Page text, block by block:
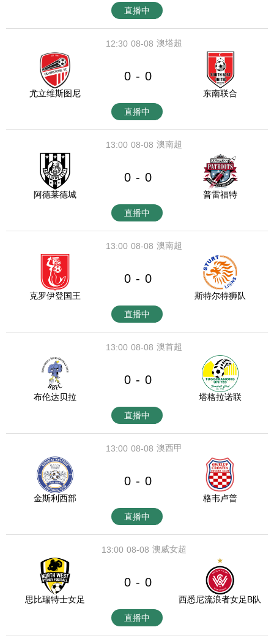
直播中
08-08
12:30 澳塔超
尤立维斯图尼
0 - 0
东南联合
直播中
08-08
13:00 澳南超
阿德莱德城
0 - 0
普雷福特
直播中
08-08
13:00 澳南超
克罗伊登国王
0 - 0
斯特尔特狮队
直播中
08-08
13:00 澳首超
布伦达贝拉
0 - 0
塔格拉诺联
直播中
08-08
13:00 澳西甲
金斯利西部
0 - 0
格韦卢普
直播中
08-08
13:00 澳威女超
思比瑞特士女足
0 - 0
西悉尼流浪者女足B队
直播中